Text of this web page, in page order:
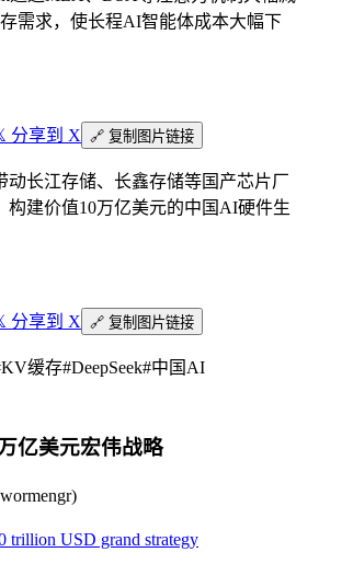
需求，使长程AI智能体成本大幅下
分享到 X 🔗 复制图片链接
动长江存储、长鑫存储等国产芯片厂
构建价值10万亿美元的中国AI硬件生
分享到 X 🔗 复制图片链接
KV缓存#DeepSeek#中国AI
亿美元宏伟战略
trillion USD grand strategy